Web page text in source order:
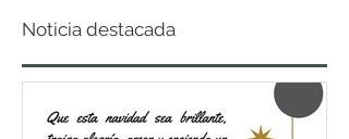
Noticia destacada